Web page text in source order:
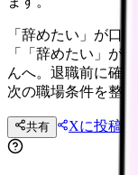
「辞めたい」が口
「「辞めたい」が
んへ。退職前に確
次の職場条件を整理
共有 Xに投稿